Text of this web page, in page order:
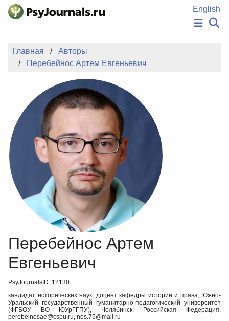
Перейти к основному содержанию
English
ИЗДАНИЯ
ПОДАТЬ РУКОПИСЬ
БАЗА ЗНАНИЙ
КЛЮЧЕВЫЕ СЛОВА
Регистрация
Главная
Авторы
Перебейнос Артем Евгеньевич
Перебейнос Артем
Евгеньевич
PsyJournalsID: 12130
кандидат исторических наук, доцент кафедры истории и права, Южно-
Уральский государственный гуманитарно-педагогический университет
(ФГБОУ ВО ЮУрГГПУ), Челябинск, Российская Федерация,
perebeinosae@cspu.ru, nos.75@mail.ru